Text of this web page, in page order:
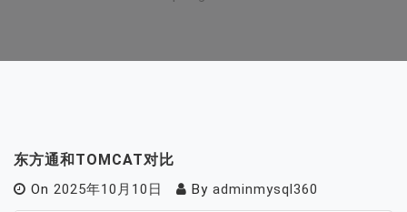
东方通和TOMCAT对比
On 2025年10月10日 By adminmysql360